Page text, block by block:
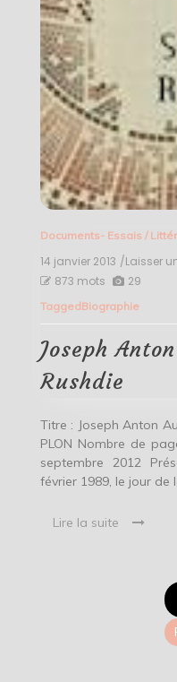
Documents- Essais /
14 janvier 2013 /Laisser
873 mots 29
TaggedBiographie
Joseph
Rushdie
Titre : Joseph Anton
PLON Nombre de
septembre 2012
février 1989, le jour de
Lire la suite